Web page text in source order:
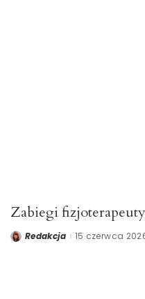
Zabiegi
PostedRedakcja 15 czerwca